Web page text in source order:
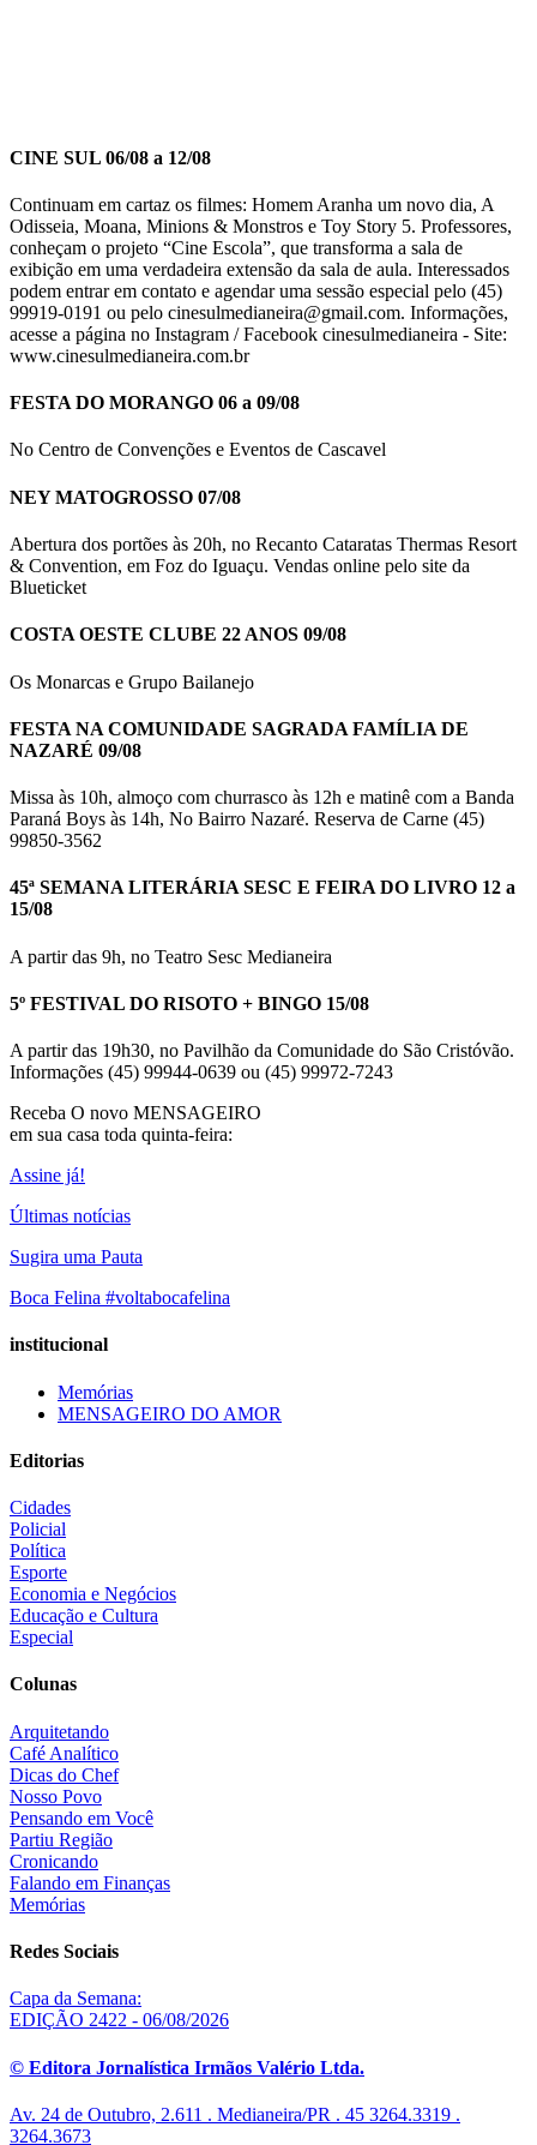
CINE SUL 06/08 a 12/08
Continuam em cartaz os filmes: Homem Aranha um novo dia, A
Odisseia, Moana, Minions & Monstros e Toy Story 5. Professores,
conheçam o projeto “Cine Escola”, que transforma a sala de
exibição em uma verdadeira extensão da sala de aula. Interessados
podem entrar em contato e agendar uma sessão especial pelo (45)
99919-0191 ou pelo cinesulmedianeira@gmail.com. Informações,
acesse a página no Instagram / Facebook cinesulmedianeira - Site:
www.cinesulmedianeira.com.br
FESTA DO MORANGO 06 a 09/08
No Centro de Convenções e Eventos de Cascavel
NEY MATOGROSSO 07/08
Abertura dos portões às 20h, no Recanto Cataratas Thermas Resort
& Convention, em Foz do Iguaçu. Vendas online pelo site da
Blueticket
COSTA OESTE CLUBE 22 ANOS 09/08
Os Monarcas e Grupo Bailanejo
FESTA NA COMUNIDADE SAGRADA FAMÍLIA DE
NAZARÉ 09/08
Missa às 10h, almoço com churrasco às 12h e matinê com a Banda
Paraná Boys às 14h, No Bairro Nazaré. Reserva de Carne (45)
99850-3562
45ª SEMANA LITERÁRIA SESC E FEIRA DO LIVRO 12 a
15/08
A partir das 9h, no Teatro Sesc Medianeira
5º FESTIVAL DO RISOTO + BINGO 15/08
A partir das 19h30, no Pavilhão da Comunidade do São Cristóvão.
Informações (45) 99944-0639 ou (45) 99972-7243
Receba O novo MENSAGEIRO
em sua casa toda quinta-feira:
Assine já!
Últimas notícias
Sugira uma Pauta
Boca Felina #voltabocafelina
institucional
Memórias
MENSAGEIRO DO AMOR
Editorias
Cidades
Policial
Política
Esporte
Economia e Negócios
Educação e Cultura
Especial
Colunas
Arquitetando
Café Analítico
Dicas do Chef
Nosso Povo
Pensando em Você
Partiu Região
Cronicando
Falando em Finanças
Memórias
Redes Sociais
Capa da Semana:
EDIÇÃO 2422 - 06/08/2026
© Editora Jornalística Irmãos Valério Ltda.
Av. 24 de Outubro, 2.611 . Medianeira/PR . 45 3264.3319 .
3264.3673